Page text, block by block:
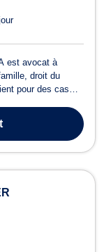
est avocat à
droit du
pour des cas
le droit du